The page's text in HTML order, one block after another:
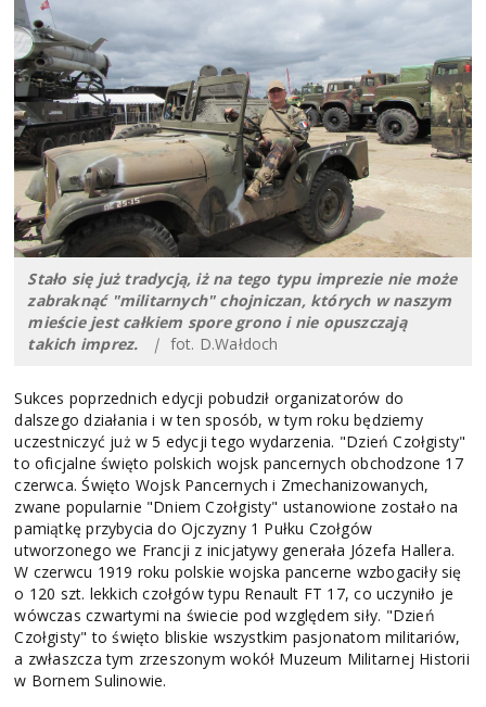
Stało się już tradycją, iż na tego typu imprezie nie może
zabraknąć "militarnych" chojniczan, których w naszym
mieście jest całkiem spore grono i nie opuszczają
takich imprez. | fot. D.Wałdoch
Sukces poprzednich edycji pobudził organizatorów do
dalszego działania i w ten sposób, w tym roku będziemy
uczestniczyć już w 5 edycji tego wydarzenia. "Dzień Czołgisty"
to oficjalne święto polskich wojsk pancernych obchodzone 17
czerwca. Święto Wojsk Pancernych i Zmechanizowanych,
zwane popularnie "Dniem Czołgisty" ustanowione zostało na
pamiątkę przybycia do Ojczyzny 1 Pułku Czołgów
utworzonego we Francji z inicjatywy generała Józefa Hallera.
W czerwcu 1919 roku polskie wojska pancerne wzbogaciły się
o 120 szt. lekkich czołgów typu Renault FT 17, co uczyniło je
wówczas czwartymi na świecie pod względem siły. "Dzień
Czołgisty" to święto bliskie wszystkim pasjonatom militariów,
a zwłaszcza tym zrzeszonym wokół Muzeum Militarnej Historii
w Bornem Sulinowie.